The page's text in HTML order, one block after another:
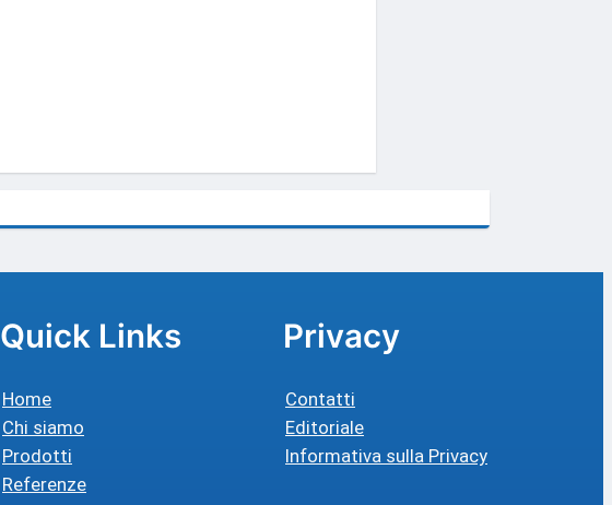
Quick Links
Home
Chi siamo
Prodotti
Referenze
Privacy
Contatti
Editoriale
Informativa sulla Privacy